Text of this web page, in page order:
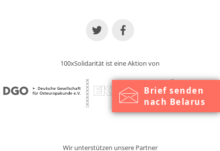
Brief senden
nach Belarus
100xSolidarität ist eine Aktion von
Wir unterstützen unsere Partner